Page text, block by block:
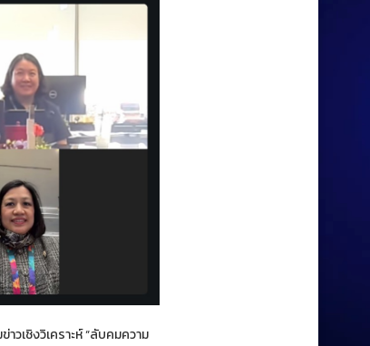
เชิงวิเคราะห์ “ลับคมความ